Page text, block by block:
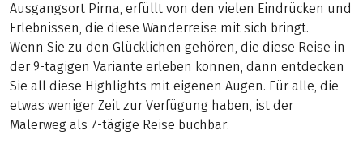
Ausgangsort Pirna, erfüllt von den vielen Eindrücken und
Erlebnissen, die diese Wanderreise mit sich bringt.
Wenn Sie zu den Glücklichen gehören, die diese Reise in
der 9-tägigen Variante erleben können, dann entdecken
Sie all diese Highlights mit eigenen Augen. Für alle, die
etwas weniger Zeit zur Verfügung haben, ist der
Malerweg als 7-tägige Reise buchbar.